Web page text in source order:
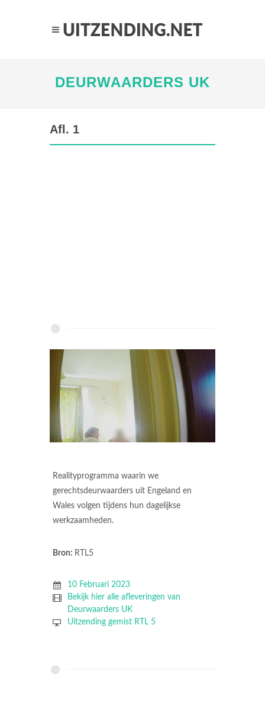
DEURWAARDERS UK
Afl. 1
Realityprogramma waarin we
gerechtsdeurwaarders uit Engeland en
Wales volgen tijdens hun dagelijkse
werkzaamheden.
Bron: RTL5
10 Februari 2023
Bekijk hier alle afleveringen van
Deurwaarders UK
Uitzending gemist RTL 5